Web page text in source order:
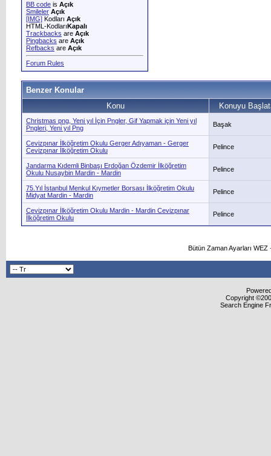
BB code is Açık
Smileler Açık
[IMG] Kodları Açık
HTML-KodlarıKapalı
Trackbacks are Açık
Pingbacks are Açık
Refbacks are Açık
Forum Rules
Benzer Konular
Konu
Konuyu
Christmas png, Yeni yıl İçin Pngler, Gif Yapmak için Yeni yıl
Pngleri, Yeni yıl Png
Başak
Cevizpınar İlköğretim Okulu Gerger Adıyaman - Gerger
Cevizpınar İlköğretim Okulu
Pelince
Jandarma Kıdemli Binbaşı Erdoğan Özdemir İlköğretim
Okulu Nusaybin Mardin - Mardin
Pelince
75.Yıl İstanbul Menkul Kıymetler Borsası İlköğretim Okulu
Midyat Mardin - Mardin
Pelince
Cevizpınar İlköğretim Okulu Mardin - Mardin Cevizpınar
İlköğretim Okulu
Pelince
Bütün Zaman Ayarları
Copyright
Search Engine